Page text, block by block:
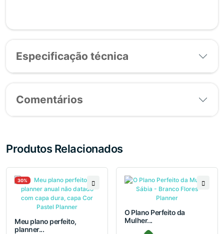
Especificação técnica
Comentários
Produtos Relacionados
30%
Meu plano perfeito,
planner...
O Plano Perfeito da
Mulher...